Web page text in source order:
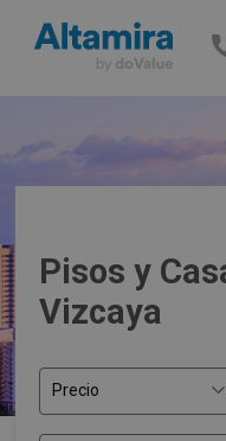
Pisos y
Vizcaya
Precio